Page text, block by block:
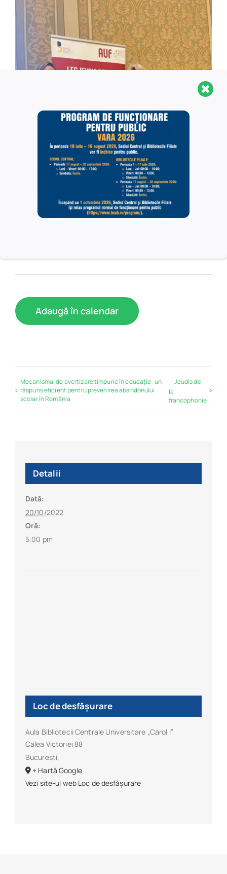
Adaugă în calendar
Mecanismul de avertizare timpurie în educație: un
răspuns eficient pentru prevenirea abandonului
școlar în România
Jeudis de
la
francophonie
Detalii
Dată:
20/10/2022
Oră:
5:00 pm
Loc de desfășurare
Aula Bibliotecii Centrale Universitare „Carol I”
Calea Victoriei 88
Bucuresti,
+ Hartă Google
Vezi site-ul web Loc de desfășurare